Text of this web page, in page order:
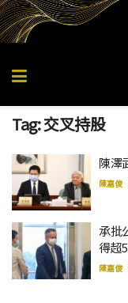
Tag:交叉持股
陳澤
陳嘉俊
承批
得超
陳嘉俊